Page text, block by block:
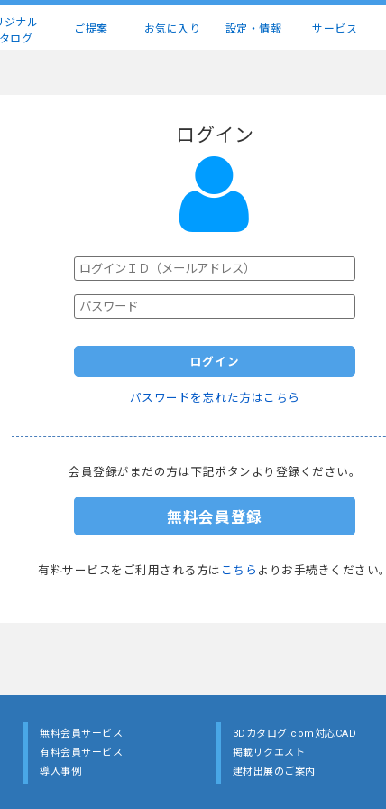
ジナル
ログ
ご提案 お気に入り 設定・情報 サービス
ログイン
ログイン
パスワードを忘れた方はこちら
会員登録がまだの方は下記ボタンより登録ください。
無料会員登録
有料サービスをご利用される方は こちら よりお手続きください。
無料会員サービス
有料会員サービス
導入事例
3Dカタログ.com対応CAD
掲載リクエスト
建材出展のご案内